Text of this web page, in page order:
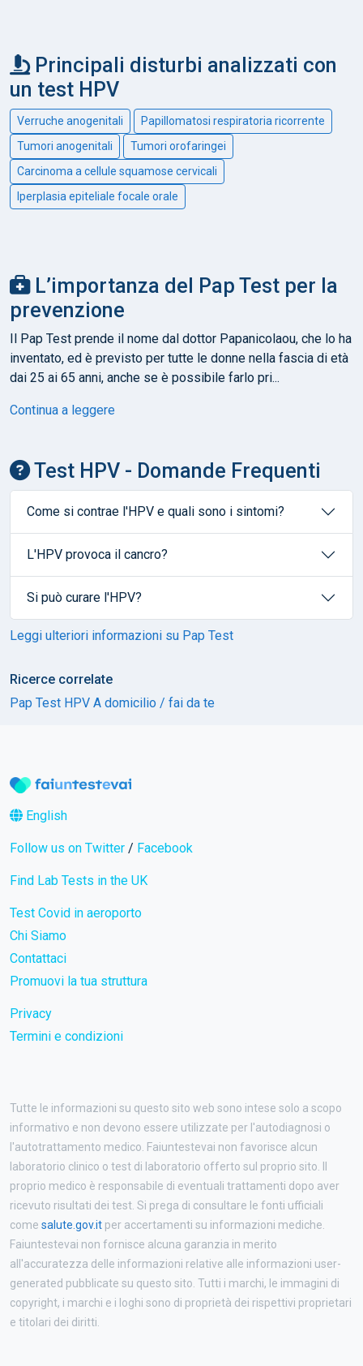
Principali disturbi analizzati con
un test HPV
Verruche anogenitali
Papillomatosi respiratoria ricorrente
Tumori anogenitali
Tumori orofaringei
Carcinoma a cellule squamose cervicali
Iperplasia epiteliale focale orale
L’importanza del Pap Test per la
prevenzione
Il Pap Test prende il nome dal dottor Papanicolaou, che lo ha
inventato, ed è previsto per tutte le donne nella fascia di età
dai 25 ai 65 anni, anche se è possibile farlo pri...
Continua a leggere
Test HPV - Domande Frequenti
Come si contrae l'HPV e quali sono i sintomi?
L'HPV provoca il cancro?
Si può curare l'HPV?
Leggi ulteriori informazioni su Pap Test
Ricerce correlate
Pap Test HPV A domicilio / fai da te
English
Follow us on Twitter / Facebook
Find Lab Tests in the UK
Test Covid in aeroporto
Chi Siamo
Contattaci
Promuovi la tua struttura
Privacy
Termini e condizioni
Tutte le informazioni su questo sito web sono intese solo a scopo
informativo e non devono essere utilizzate per l'autodiagnosi o
l'autotrattamento medico. Faiuntestevai non favorisce alcun
laboratorio clinico o test di laboratorio offerto sul proprio sito. Il
proprio medico è responsabile di eventuali trattamenti dopo aver
ricevuto risultati dei test. Si prega di consultare le fonti ufficiali
come salute.gov.it per accertamenti su informazioni mediche.
Faiuntestevai non fornisce alcuna garanzia in merito
all'accuratezza delle informazioni relative alle informazioni user-
generated pubblicate su questo sito. Tutti i marchi, le immagini di
copyright, i marchi e i loghi sono di proprietà dei rispettivi proprietari
e titolari dei diritti.